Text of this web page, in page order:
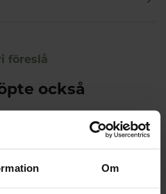
Om
föreslå
också